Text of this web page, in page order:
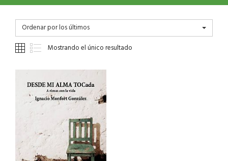
Ordenar por los últimos
Mostrando el único resultado